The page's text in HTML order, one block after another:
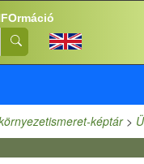
képtár>